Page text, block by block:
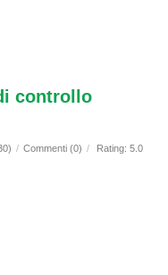
controllo
/ Commenti (0) / Rating: 5.0